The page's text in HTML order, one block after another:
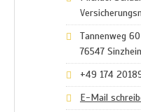
Tannenweg 60
76547
+49 174
E-Mail